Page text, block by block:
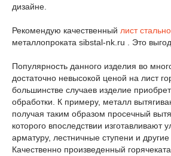
дизайне.
Рекомендую качественный лист
металлопроката sibstal-nk.ru . Это
Популярность данного изделия во
достаточно невысокой ценой на лист
большинстве случаев изделие
обработки. К примеру, металл
получая таким образом просечный
которого впоследствии изготавливают
арматуру, лестничные ступени и другие
Качественно произведенный